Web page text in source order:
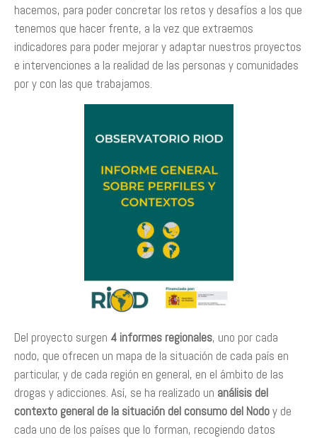
hacemos, para poder concretar los retos y desafíos a los que
tenemos que hacer frente, a la vez que extraemos
indicadores para poder mejorar y adaptar nuestros proyectos
e intervenciones a la realidad de las personas y comunidades
por y con las que trabajamos.
Del proyecto surgen 4 informes regionales, uno por cada
nodo, que ofrecen un mapa de la situación de cada país en
particular, y de cada región en general, en el ámbito de las
drogas y adicciones. Así, se ha realizado un análisis del
contexto general de la situación del consumo del Nodoy de
cada uno de los países que lo forman, recogiendo datos